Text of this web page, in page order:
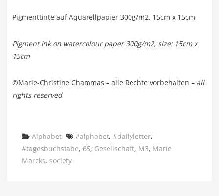
Pigmenttinte auf Aquarellpapier 300g/m2, 15cm x 15cm
Pigment ink on watercolour paper 300g/m2, size: 15cm x
15cm
©Marie-Christine Chammas – alle Rechte vorbehalten – all
rights reserved
Categories
Alphabet Tags
#alphabet, #dailyletter,
#tagesbuchstabe, 65, Gesellschaft, M3, Marie
Marcks, society